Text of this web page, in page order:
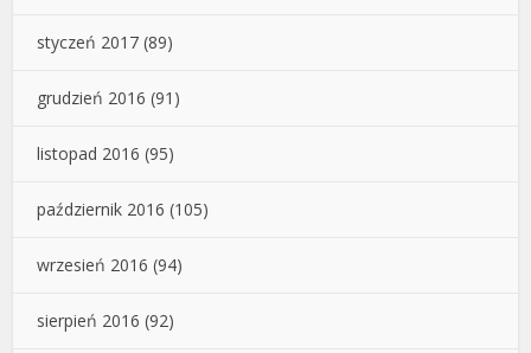
styczeń 2017 (89)
grudzień 2016 (91)
listopad 2016 (95)
październik 2016 (105)
wrzesień 2016 (94)
sierpień 2016 (92)